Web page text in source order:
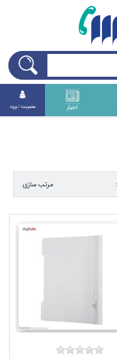
اخبار عضويت / ورود
مرتب سازي